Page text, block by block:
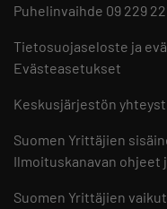
Puhelinvaihde 09 229
Tietosuojaseloste ja
Evästeasetukset
Keskusjärjestön
Suomen Yrittäjien
Ilmoituskanavan ohjeet
Suomen Yrittäjien